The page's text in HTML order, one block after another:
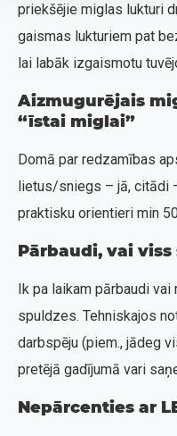
priekšējie miglas lukturi
gaismas lukturiem pat
lai labāk izgaismotu
Aizmugurējais
“īstai miglai”
Domā par redzamības
lietus/sniegs – jā, citādi
praktisku orientieri min
Pārbaudi, vai viss
Ik pa laikam pārbaudi
spuldzes. Tehniskajos
darbspēju (piem., jādeg
pretējā gadījumā vari
Nepārcenties ar